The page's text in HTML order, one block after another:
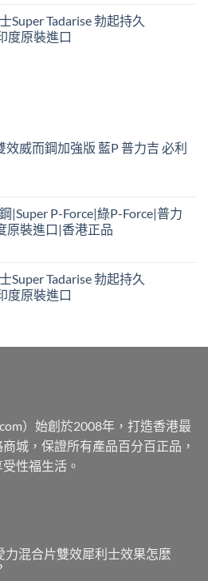
$799
Super Tadarise 勃起持久
度原裝進口
效威而鋼加強版 藍P 普力吉 必利
$399
|Super P-Force|綠P-Force|普力
原裝進口|香港正品
$399
Super Tadarise 勃起持久
度原裝進口
）始創於2008年，打造香港最
城，保證所有產品百分百正品，
性福生活。
力混合片雙效犀利士效果怎麼